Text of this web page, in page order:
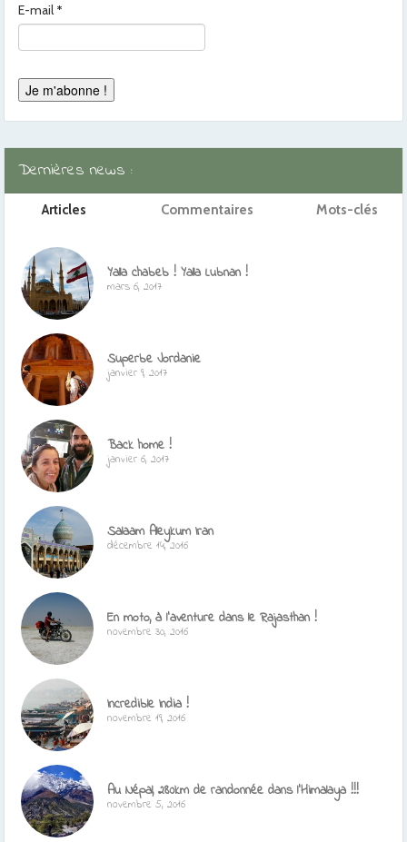
E-mail *
Dernières news :
Articles Commentaires Mots-clés
Yalla chabeb ! Yalla Lubnan !
mars 6, 2017
Superbe Jordanie
janvier 9, 2017
Back home !
janvier 6, 2017
Salaam Aleykum Iran
décembre 14, 2016
En moto, à l’aventure dans le Rajasthan !
novembre 30, 2016
Incredible India !
novembre 19, 2016
Au Népal, 280km de randonnée dans l’Himalaya !!!
novembre 5, 2016